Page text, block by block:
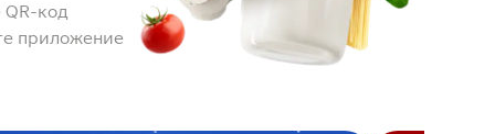
код
приложение